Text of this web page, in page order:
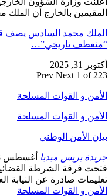
المقيمين بالخارج أن
الملك محمد السادس يصف
“منعطف تاريخي”…
أكتوبر 31, 2025
Prev Next 1 of 223
الأمن و القوات المسلحة
الأمن و القوات المسلحة
بيان الأمن الوطني
جريدة بريس ميديا أغسطس 8, 2026
فتحت فرقة الشرطة
تعليمات صادرة عن النيابة
الأمن و القوات المسلحة